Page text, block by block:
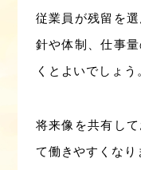
従業員が残留を
針や体制、仕事
くとよいでしょう
将来像を共有し
て働きやすくなり